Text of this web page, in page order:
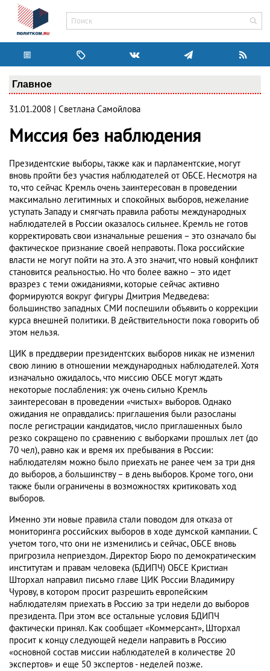
Главное
31.01.2008 | Светлана Самойлова
Миссия без наблюдения
Президентские выборы, также как и парламентские, могут
вновь пройти без участия наблюдателей от ОБСЕ. Несмотря на
то, что сейчас Кремль очень заинтересован в проведении
максимально легитимных и спокойных выборов, нежелание
уступать Западу и смягчать правила работы международных
наблюдателей в России оказалось сильнее. Кремль не готов
корректировать свои изначальные решения – это означало бы
фактическое признание своей неправоты. Пока российские
власти не могут пойти на это. А это значит, что новый конфликт
становится реальностью. Но что более важно – это идет
вразрез с теми ожиданиями, которые сейчас активно
формируются вокруг фигуры Дмитрия Медведева:
большинство западных СМИ поспешили объявить о коррекции
курса внешней политики. В действительности пока говорить об
этом нельзя.
ЦИК в преддверии президентских выборов никак не изменил
свою линию в отношении международных наблюдателей. Хотя
изначально ожидалось, что миссию ОБСЕ могут ждать
некоторые послабления: уж очень сильно Кремль
заинтересован в проведении «чистых» выборов. Однако
ожидания не оправдались: приглашения были разосланы
после регистрации кандидатов, число приглашенных было
резко сокращено по сравнению с выборками прошлых лет (до
70 чел), равно как и время их пребывания в России:
наблюдателям можно было приехать не ранее чем за три дня
до выборов, а большинству – в день выборов. Кроме того, они
также были ограничены в возможностях критиковать ход
выборов.
Именно эти новые правила стали поводом для отказа от
мониторинга российских выборов в ходе думской кампании. С
учетом того, что они не изменились и сейчас, ОБСЕ вновь
пригрозила неприездом. Директор Бюро по демократическим
институтам и правам человека (БДИПЧ) ОБСЕ Кристиан
Шторхал направил письмо главе ЦИК России Владимиру
Чурову, в котором просит разрешить европейским
наблюдателям приехать в Россию за три недели до выборов
президента. При этом все остальные условия БДИПЧ
фактически принял. Как сообщает «Коммерсант», Шторхал
просит к концу следующей недели направить в Россию
«основной состав миссии наблюдателей в количестве 20
экспертов» и еще 50 экспертов - неделей позже.